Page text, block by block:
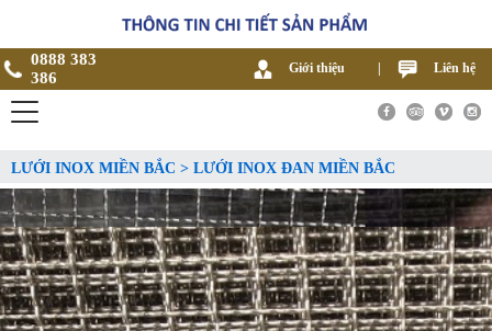
0888 383
386
Giới thiệu Liên hệ
LƯỚI INOX MIỀN BẮC > LƯỚI INOX ĐAN MIỀN BẮC